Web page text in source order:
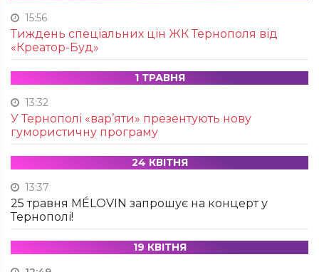
15:56
Тиждень спеціальних цін ЖК Тернополя від
«Креатор-Буд»
1 ТРАВНЯ
13:32
У Тернополі «вар’яти» презентують нову
гумористичну програму
24 КВІТНЯ
13:37
25 травня MÉLOVIN запрошує на концерт у
Тернополі!
19 КВІТНЯ